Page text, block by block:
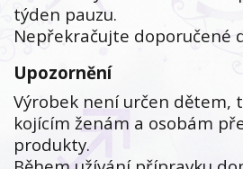
týden pauzu.
Nepřekračujte doporučené
Upozornění
Výrobek není určen dětem,
kojícím ženám a osobám
produkty.